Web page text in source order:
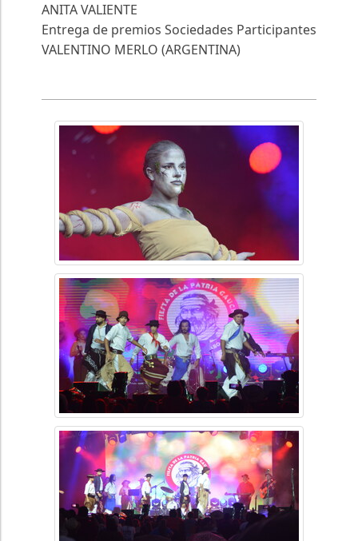
ANITA VALIENTE
Entrega de premios Sociedades Participantes
VALENTINO MERLO (ARGENTINA)